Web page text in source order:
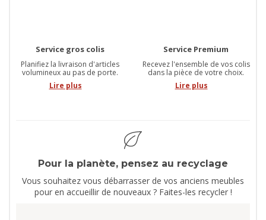
Service gros colis
Planifiez la livraison d'articles
volumineux au pas de porte.
Lire plus
Service Premium
Recevez l'ensemble de vos colis
dans la pièce de votre choix.
Lire plus
Pour la planète, pensez au recyclage
Vous souhaitez vous débarrasser de vos anciens meubles
pour en accueillir de nouveaux ? Faites-les recycler !